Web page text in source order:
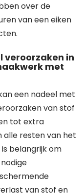
over de
van een eiken
veroorzaken in
met
een nadeel met
van stof
tot extra
alle resten van het
belangrijk om
van stof en